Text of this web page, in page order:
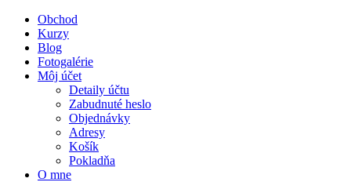
Obchod
Kurzy
Blog
Fotogalérie
Môj účet
Detaily účtu
Zabudnuté heslo
Objednávky
Adresy
Košík
Pokladňa
O mne